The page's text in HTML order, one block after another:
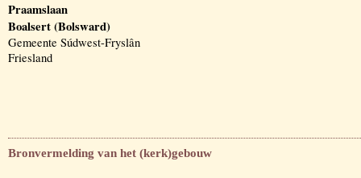
Praamslaan
Boalsert (Bolsward)
Gemeente Súdwest-Fryslân
Friesland
Bronvermelding van het (kerk)gebouw